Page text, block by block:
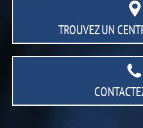
TROUVEZ UN